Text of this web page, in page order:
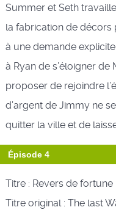
Summer et Seth
la fabrication de
à une demande
à Ryan de s’éloigner de
proposer de rejoindre
d’argent de Jimmy ne
quitter la ville et de
Épisode 4
Titre : Revers de fortune
Titre original : The last